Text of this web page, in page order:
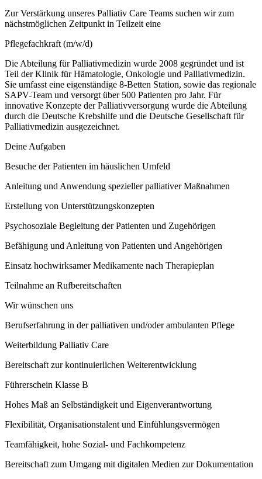
Zur Verstärkung unseres Palliativ Care Teams suchen wir zum
nächstmöglichen Zeitpunkt in Teilzeit eine
Pflegefachkraft (m/w/d)
Die Abteilung für Palliativmedizin wurde 2008 gegründet und ist
Teil der Klinik für Hämatologie, Onkologie und Palliativmedizin.
Sie umfasst eine eigenständige 8-Betten Station, sowie das regionale
SAPV-Team und versorgt über 500 Patienten pro Jahr. Für
innovative Konzepte der Palliativversorgung wurde die Abteilung
durch die Deutsche Krebshilfe und die Deutsche Gesellschaft für
Palliativmedizin ausgezeichnet.
Deine Aufgaben
Besuche der Patienten im häuslichen Umfeld
Anleitung und Anwendung spezieller palliativer Maßnahmen
Erstellung von Unterstützungskonzepten
Psychosoziale Begleitung der Patienten und Zugehörigen
Befähigung und Anleitung von Patienten und Angehörigen
Einsatz hochwirksamer Medikamente nach Therapieplan
Teilnahme an Rufbereitschaften
Wir wünschen uns
Berufserfahrung in der palliativen und/oder ambulanten Pflege
Weiterbildung Palliativ Care
Bereitschaft zur kontinuierlichen Weiterentwicklung
Führerschein Klasse B
Hohes Maß an Selbständigkeit und Eigenverantwortung
Flexibilität, Organisationstalent und Einfühlungsvermögen
Teamfähigkeit, hohe Sozial- und Fachkompetenz
Bereitschaft zum Umgang mit digitalen Medien zur Dokumentation